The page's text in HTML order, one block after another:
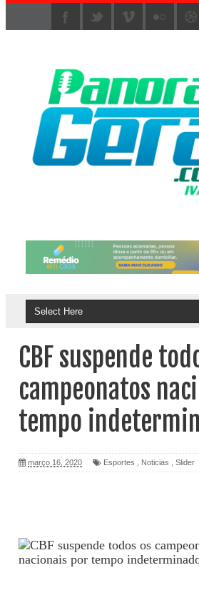
CBF suspende
campeonatos
tempo
março 16, 2020 Esportes Noticias Slider